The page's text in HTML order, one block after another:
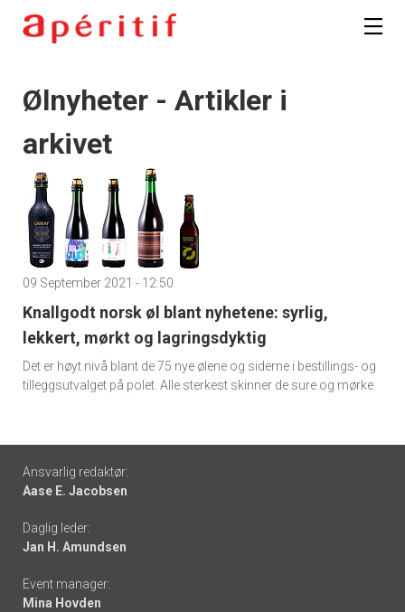
Ølnyheter - Artikler i
arkivet
09 September 2021 - 12:50
Knallgodt norsk øl blant nyhetene: syrlig,
lekkert, mørkt og lagringsdyktig
Det er høyt nivå blant de 75 nye ølene og siderne i bestillings- og
tilleggsutvalget på polet. Alle sterkest skinner de sure og mørke.
Footer
-
links
Ansvarlig redaktør:
Aase E. Jacobsen
Daglig leder:
Jan H. Amundsen
Event manager:
Mina Hovden